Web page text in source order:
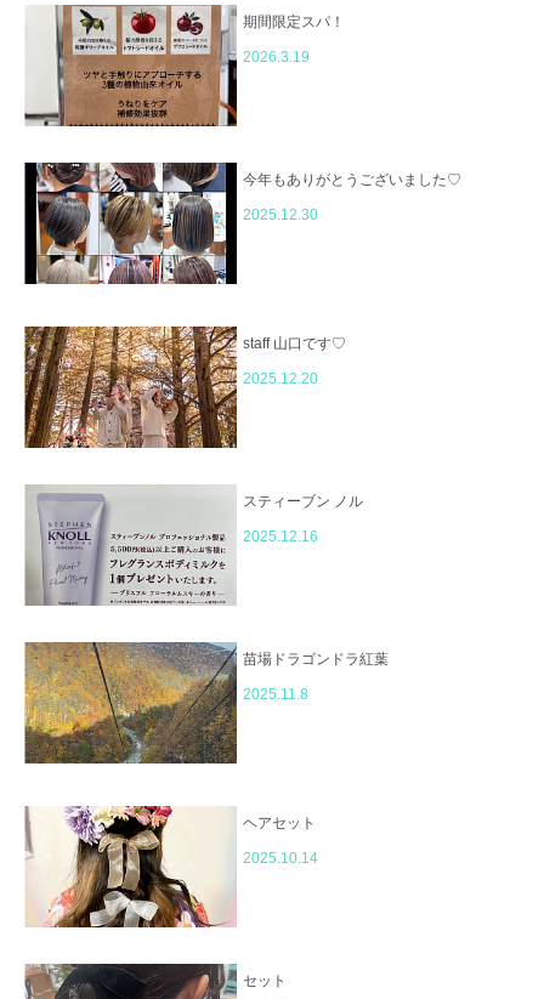
期間限定スパ！
2026.3.19
今年もありがとうございました♡
2025.12.30
staff 山口です♡
2025.12.20
スティーブン ノル
2025.12.16
苗場ドラゴンドラ紅葉
2025.11.8
ヘアセット
2025.10.14
セット